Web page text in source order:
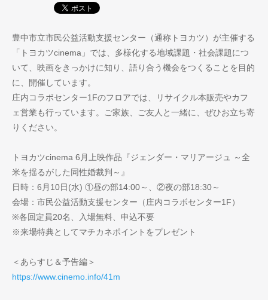
豊中市立市民公益活動支援センター（通称トヨカツ）が主催する
「トヨカツcinema」では、多様化する地域課題・社会課題につ
いて、映画をきっかけに知り、語り合う機会をつくることを目的
に、開催しています。
庄内コラボセンター1Fのフロアでは、リサイクル本販売やカフ
ェ営業も行っています。ご家族、ご友人と一緒に、ぜひお立ち寄
りください。
トヨカツcinema 6月上映作品『ジェンダー・マリアージュ ～全
米を揺るがした同性婚裁判～』
日時：6月10日(水) ①昼の部14:00～、②夜の部18:30～
会場：市民公益活動支援センター（庄内コラボセンター1F）
※各回定員20名、入場無料、申込不要
※来場特典としてマチカネポイントをプレゼント
＜あらすじ＆予告編＞
https://www.cinemo.info/41m